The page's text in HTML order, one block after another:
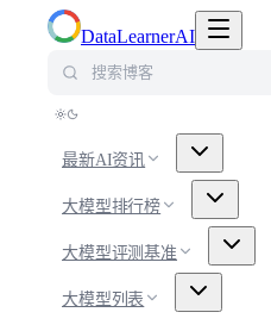
DataLearnerAI
最新AI资讯
大模型排行榜
大模型评测基准
大模型列表